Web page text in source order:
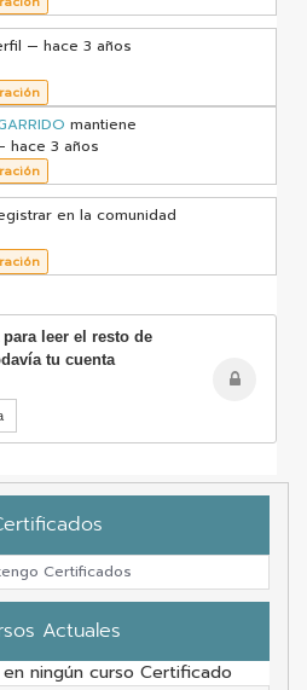
— hace 3 años
mantiene
hace 3 años
en la comunidad
leer el resto de
tu cuenta
Certificados
Actuales
ningún curso Certificado